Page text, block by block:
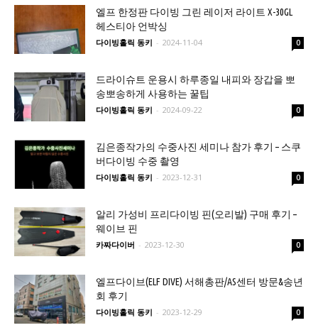
엘프 한정판 다이빙 그린 레이저 라이트 X-30GL
헤스티아 언박싱
다이빙홀릭 동키 - 2024-11-04 0
드라이슈트 운용시 하루종일 내피와 장갑을 뽀
송뽀송하게 사용하는 꿀팁
다이빙홀릭 동키 - 2024-09-22 0
김은종작가의 수중사진 세미나 참가 후기 – 스쿠
버다이빙 수중 촬영
다이빙홀릭 동키 - 2023-12-31 0
알리 가성비 프리다이빙 핀(오리발) 구매 후기 –
웨이브 핀
카짜다이버 - 2023-12-30 0
엘프다이브(ELF DIVE) 서해총판/AS센터 방문&송년
회 후기
다이빙홀릭 동키 - 2023-12-29 0